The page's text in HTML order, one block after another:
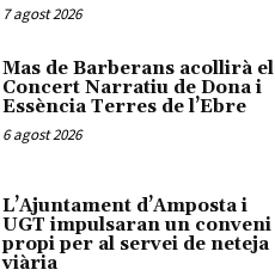
7 agost 2026
Mas de Barberans acollirà el
Concert Narratiu de Dona i
Essència Terres de l’Ebre
6 agost 2026
L’Ajuntament d’Amposta i
UGT impulsaran un conveni
propi per al servei de neteja
viària